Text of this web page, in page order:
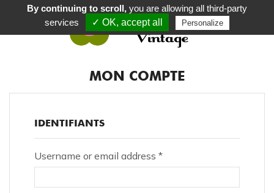
MON COMPTE
IDENTIFIANTS
Username or email address *
By continuing to scroll,you are allowing all third-party
services
✓ OK, accept all Personalize